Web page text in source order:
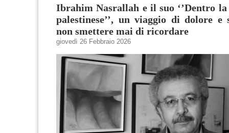
Ibrahim Nasrallah e il suo ‘’Dentro
palestinese’’, un viaggio di dolore e
non smettere mai di ricordare
giovedì 26 Febbraio 2026